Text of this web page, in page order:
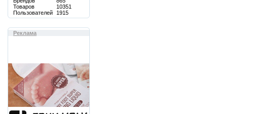
Товаров
10351
Пользователей
1915
Реклама